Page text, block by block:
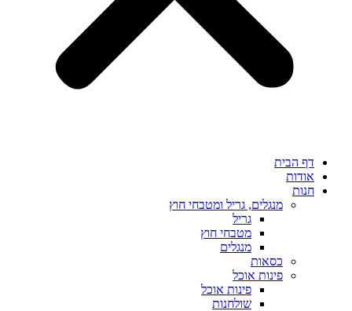
דף הבית
אודות
חנות
מנגלים, גריל ומטבחי חוץ
גריל
מטבחי חוץ
מנגלים
כסאות
פינות אוכל
פינות אוכל
שולחנות